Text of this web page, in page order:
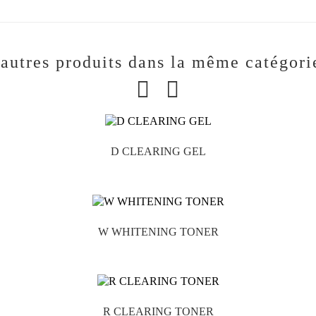
produits dans la même
D CLEARING GEL

W WHITENING TONER

R CLEARING TONER